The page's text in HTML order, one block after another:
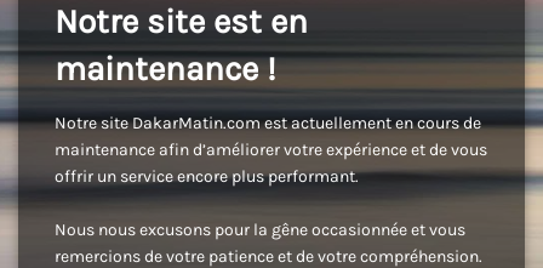
Notre site est en
maintenance !
Notre site DakarMatin.com est actuellement en cours de
maintenance afin d’améliorer votre expérience et de vous
offrir un service encore plus performant.
Nous nous excusons pour la gêne occasionnée et vous
remercions de votre patience et de votre compréhension.